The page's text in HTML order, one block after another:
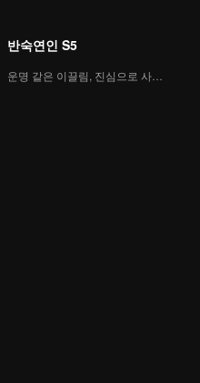
반숙연인 S5
운명 같은 이끌림, 진심으로 사랑하다